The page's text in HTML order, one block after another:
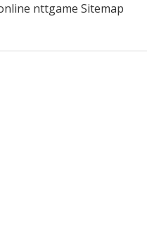
nttgame Sitemap